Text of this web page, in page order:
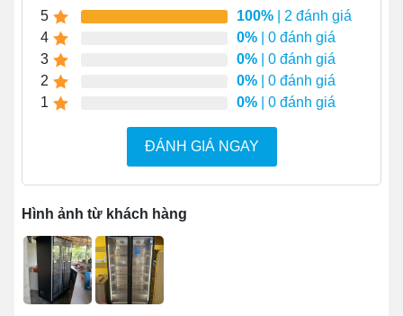
vàng, tạo hiệu ứng cực hút mắt.
Thiết kế tay nắm âm giúp tăng tính thẩm mỹ cho
tổng thể sản phẩm.
Trang bị hệ thống bánh xe PU bền bỉ, linh hoạt.
Sử dụng đơn giản, không gây ồn: Chỉ cần cắm
điện và chỉnh nhiệt, đợi một thời gian rồi sắp xếp
thực phẩm vào khoang.
5 100% | 2 đánh giá
4
0% | 0 đánh giá
3
0% | 0 đánh giá
2
0% | 0 đánh giá
1
0% | 0 đánh giá
ĐÁNH GIÁ NGAY
Hình ảnh từ khách hàng